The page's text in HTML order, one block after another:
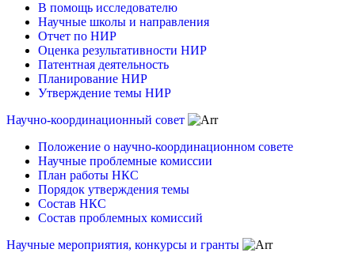
В помощь исследователю
Научные школы и направления
Отчет по НИР
Оценка результативности НИР
Патентная деятельность
Планирование НИР
Утверждение темы НИР
Научно-координационный совет
Положение о научно-координационном совете
Научные проблемные комиссии
План работы НКС
Порядок утверждения темы
Состав НКС
Состав проблемных комиссий
Научные мероприятия, конкурсы и гранты